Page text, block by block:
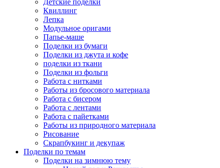
Детские поделки
Квиллинг
Лепка
Модульное оригами
Папье-маше
Поделки из бумаги
Поделки из джута и кофе
поделки из ткани
Поделки из фольги
Работа с нитками
Работы из бросового материала
Работа с бисером
Работа с лентами
Работа с пайетками
Работы из природного материала
Рисование
Скрапбукинг и декупаж
Поделки по темам
Поделки на зимнюю тему